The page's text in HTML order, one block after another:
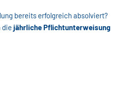
bereits erfolgreich absolviert?
die jährliche Pflichtunterweisung